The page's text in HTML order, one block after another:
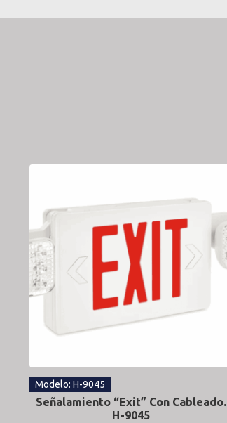
Modelo: H-9045
Señalamiento “Exit” Con Cableado.
H-9045